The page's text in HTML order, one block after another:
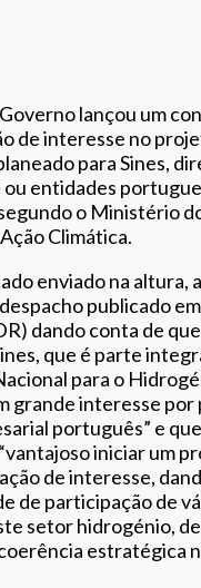
lançou um
de interesse no
para Sines,
ou entidades
o Ministério
Climática.
enviado na altura,
publicado
dando conta de que
que é parte
para o
grande interesse por
português” e
iniciar um
de interesse,
de participação de
setor hidrogénio,
estratégica